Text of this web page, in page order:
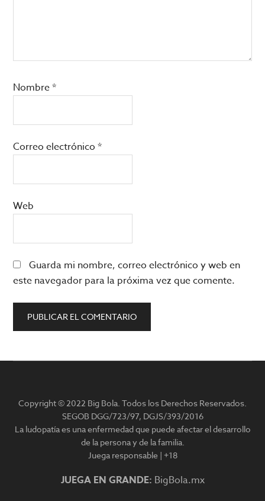
Nombre*
Correo electrónico*
Web
Guarda mi nombre, correo electrónico y web en
este navegador para la próxima vez que comente.
principal
Copyright © 2022 Big Bola. Todos los Derechos Reservados.
SEGOB DGG/723/97, DGJS/393/2016
La ludopatía es una enfermedad que puede afectar el desarrollo
de la persona y de la familia.
Juega responsable | +18
JUEGA EN GRANDE: BigBola.mx